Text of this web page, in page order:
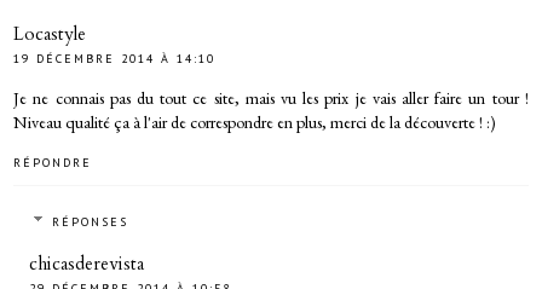
Locastyle
19 DÉCEMBRE 2014 À 14:10
Je ne connais pas du tout ce site, mais vu les prix je vais aller faire un tour !
Niveau qualité ça à l'air de correspondre en plus, merci de la découverte ! :)
RÉPONDRE
RÉPONSES
chicasderevista